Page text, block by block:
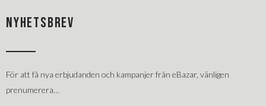
NYHETSBREV
För att få nya erbjudanden och kampanjer från eBazar, vänligen
prenumerera…